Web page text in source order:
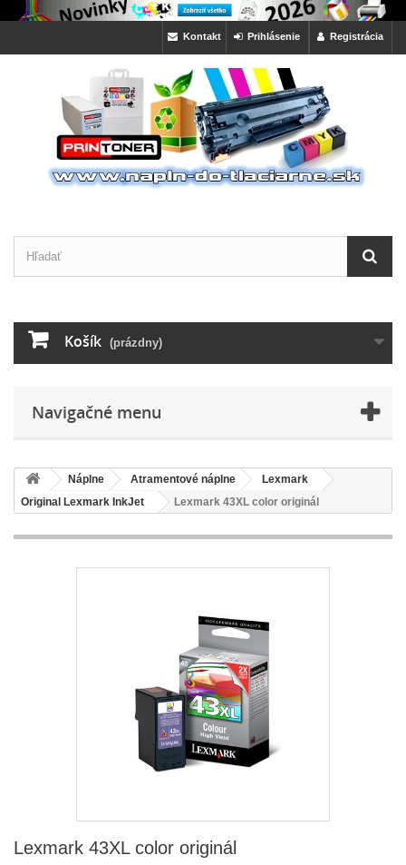
Registrácia
Prihlásenie
Kontakt
Košík (prázdny)
Navigačné menu
Náplne Atramentové náplne
Lexmark
Original Lexmark InkJet
Lexmark 43XL color originál
Lexmark 43XL color originál